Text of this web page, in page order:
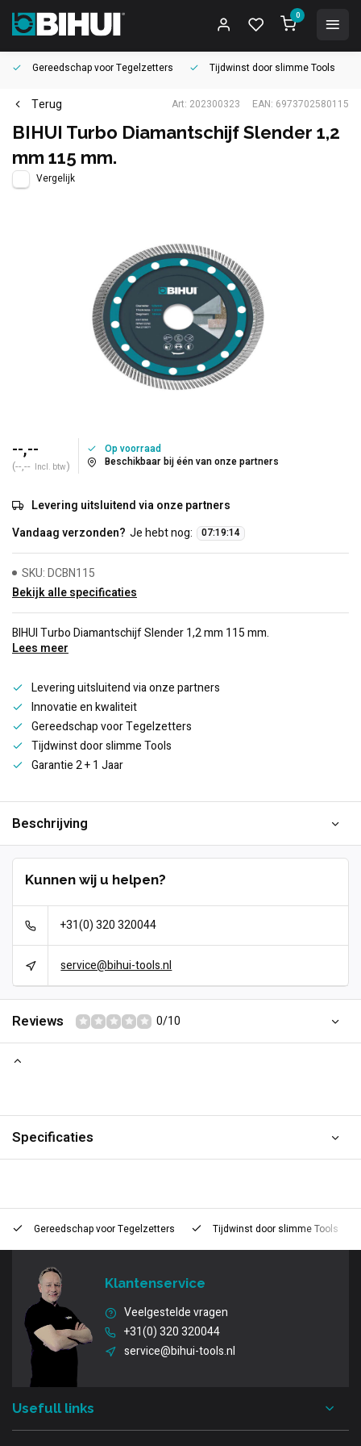
0
Gereedschap voorTegelzetters Tijdwinst door slimme Tools
Terug Art: 202300323 EAN: 6973702580115
BIHUI Turbo Diamantschijf Slender 1,2
mm 115 mm.
Vergelijk
--,--
(--,-- Incl. btw)
Op voorraad
Beschikbaar bij één van onze partners
Levering uitsluitend via onze partners
Vandaag verzonden? Je hebt nog: 07:19:14
SKU: DCBN115
Bekijk alle specificaties
BIHUI Turbo Diamantschijf Slender 1,2 mm 115 mm.
Lees meer
Levering uitsluitend via onze partners
Innovatie en kwaliteit
Gereedschap voor Tegelzetters
Tijdwinst door slimme Tools
Garantie 2 + 1 Jaar
Beschrijving
Kunnen wij u helpen?
+31(0) 320 320044
service@bihui-tools.nl
Reviews 0/10
Specificaties
Gereedschap voorTegelzetters Tijdwinst door slimme Tools
Klantenservice
Veelgestelde vragen
+31(0) 320 320044
service@bihui-tools.nl
Usefull links